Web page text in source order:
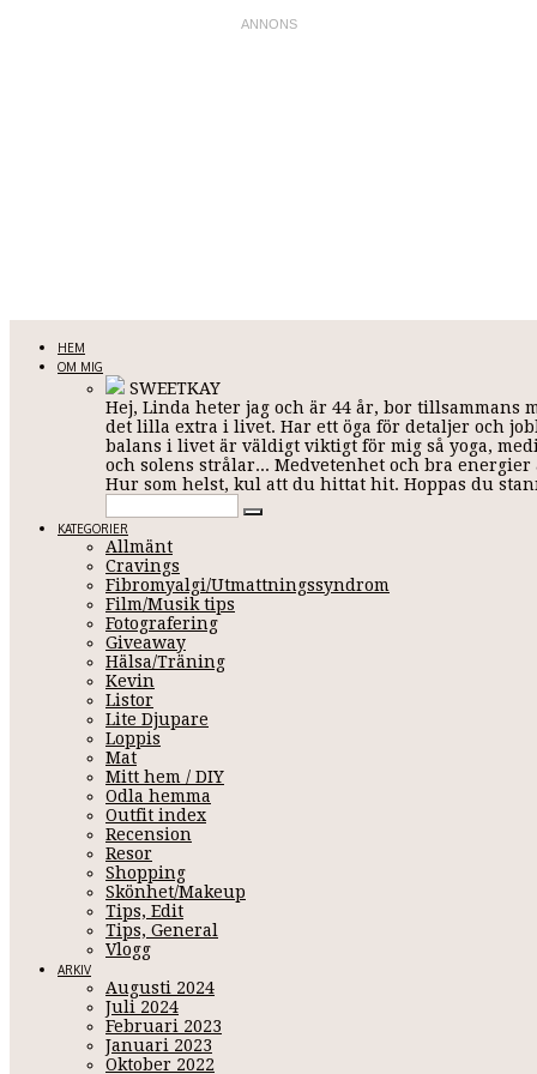
HEM
OM MIG
SWEETKAY
Hej, Linda heter jag och är 44 år, bor tillsammans
det lilla extra i livet. Har ett öga för detaljer och
balans i livet är väldigt viktigt för mig så yoga,
och solens strålar... Medvetenhet och bra
Hur som helst, kul att du hittat hit. Hoppas du
KATEGORIER
Allmänt
Cravings
Fibromyalgi/Utmattningssyndrom
Film/Musik tips
Fotografering
Giveaway
Hälsa/Träning
Kevin
Listor
Lite Djupare
Loppis
Mat
Mitt hem / DIY
Odla hemma
Outfit index
Recension
Resor
Shopping
Skönhet/Makeup
Tips, Edit
Tips, General
Vlogg
ARKIV
Augusti 2024
Juli 2024
Februari 2023
Januari 2023
Oktober 2022
LINDA KARLSSON
Allt mellan himmel och jord
Augusti 5, 2024 09:28
God Morgon denna strålande Måndag.
bloggat igen men det betyder inte att jag gett upp bloggandet, jag låter det
Så vad har hänt på slutet då?
många fina turer med min nya cykel och Milo i hans nya ryggsäck som
bok, meditation, yoga/stretch och massor av sömn.